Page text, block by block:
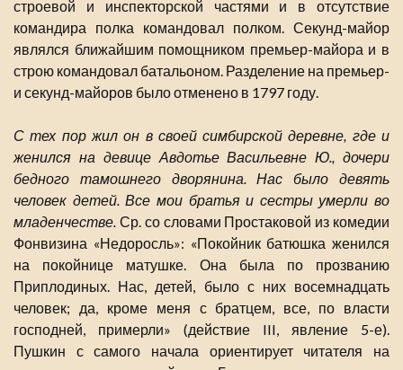
строевой и инспекторской частями и в отсутствие
командира полка командовал полком. Секунд-майор
являлся ближайшим помощником премьер-майора и в
строю командовал батальоном. Разделение на премьер-
и секунд-майоров было отменено в 1797 году.
С тех пор жил он в своей симбирской деревне, где и
женился на девице Авдотье Васильевне Ю., дочери
бедного тамошнего дворянина. Нас было девять
человек детей. Все мои братья и сестры умерли во
младенчестве. Ср. со словами Простаковой из комедии
Фонвизина «Недоросль»: «Покойник батюшка женился
на покойнице матушке. Она была по прозванию
Приплодиных. Нас, детей, было с них восемнадцать
человек; да, кроме меня с братцем, все, по власти
господней, примерли» (действие III, явление 5-е).
Пушкин с самого начала ориентирует читателя на